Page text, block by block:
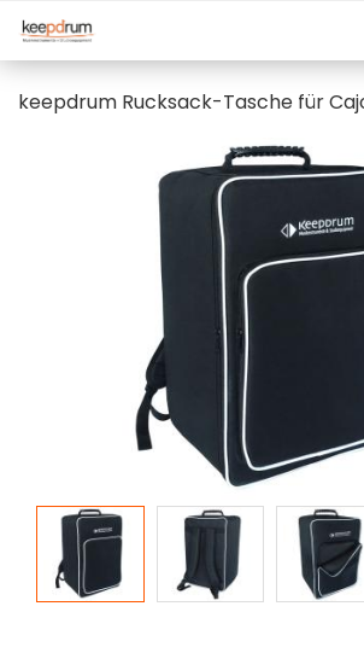
keepdrum Rucksack-Tasche für